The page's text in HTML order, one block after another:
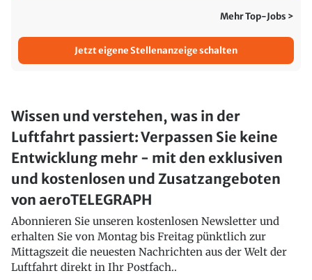
Mehr Top-Jobs >
Jetzt eigene Stellenanzeige schalten
Wissen und verstehen, was in der
Luftfahrt passiert: Verpassen Sie keine
Entwicklung mehr - mit den exklusiven
und kostenlosen und Zusatzangeboten
von aeroTELEGRAPH
Abonnieren Sie unseren kostenlosen Newsletter und
erhalten Sie von Montag bis Freitag pünktlich zur
Mittagszeit die neuesten Nachrichten aus der Welt der
Luftfahrt direkt in Ihr Postfach..